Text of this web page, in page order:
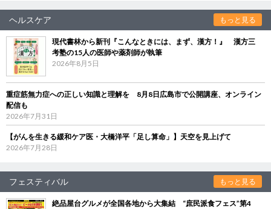
ヘルスケア もっと見る
現代書林から新刊『こんなときには、まず、漢方！』 漢方三
考塾の15人の医師や薬剤師が執筆
2026年8月5日
重症筋無力症への正しい知識と理解を 8月8日広島市で公開講座、オンライン
配信も
2026年7月31日
【がんを生きる緩和ケア医・大橋洋平「足し算命」】天空を見上げて
2026年7月28日
フェスティバル もっと見る
絶品屋台グルメが全国各地から大集結 “庶民派食フェス”第4